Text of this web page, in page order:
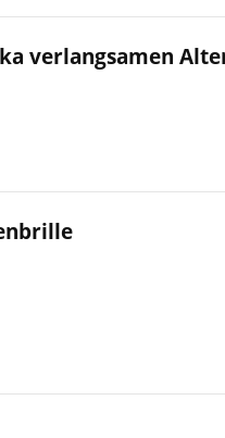
verlangsamen